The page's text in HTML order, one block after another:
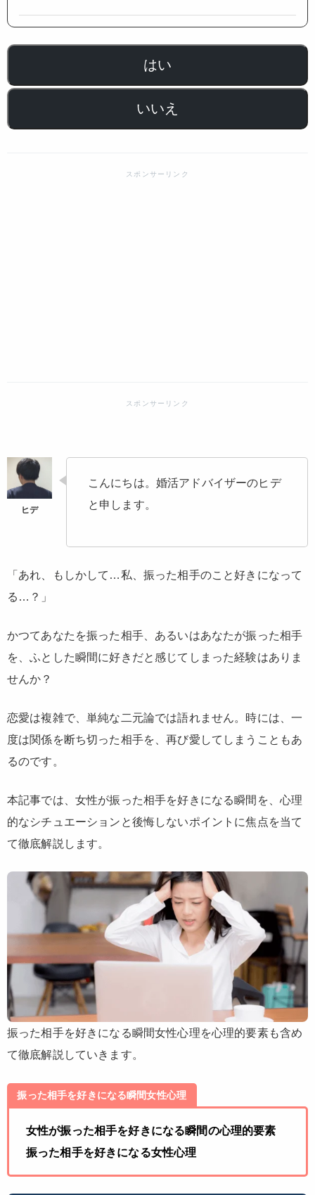
はい
いいえ
こんにちは。婚活アドバイザーのヒデ
と申します。
「あれ、もしかして…私、振った相手のこと好きになって
る…？」
かつてあなたを振った相手、あるいはあなたが振った相手
を、ふとした瞬間に好きだと感じてしまった経験はありま
せんか？
恋愛は複雑で、単純な二元論では語れません。時には、一
度は関係を断ち切った相手を、再び愛してしまうこともあ
るのです。
本記事では、女性が振った相手を好きになる瞬間を、心理
的なシチュエーションと後悔しないポイントに焦点を当て
て徹底解説します。
振った相手を好きになる瞬間女性心理を心理的要素も含め
て徹底解説していきます。
振った相手を好きになる瞬間女性心理
女性が振った相手を好きになる瞬間の心理的要素
振った相手を好きになる女性心理